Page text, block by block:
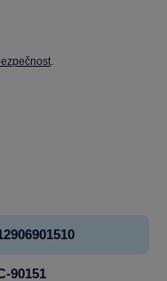
.
90151